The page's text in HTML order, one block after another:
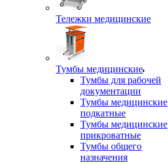
Тележки медицинские
Тумбы медицинские
Тумбы для рабочей
документации
Тумбы медицинские
подкатные
Тумбы медицинские
прикроватные
Тумбы общего
назначения